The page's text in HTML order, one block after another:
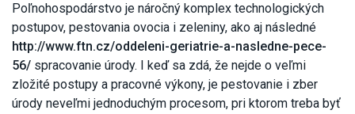
Poľnohospodárstvo je náročný komplex technologických
postupov, pestovania ovocia i zeleniny, ako aj následné
http://www.ftn.cz/oddeleni-geriatrie-a-nasledne-pece-
56/ spracovanie úrody. I keď sa zdá, že nejde o veľmi
zložité postupy a pracovné výkony, je pestovanie i zber
úrody neveľmi jednoduchým procesom, pri ktorom treba byť